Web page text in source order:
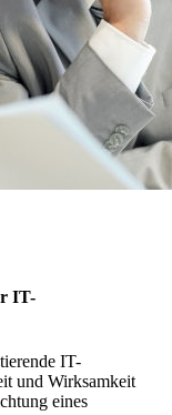
IT-
IT-
und Wirksamkeit
eines